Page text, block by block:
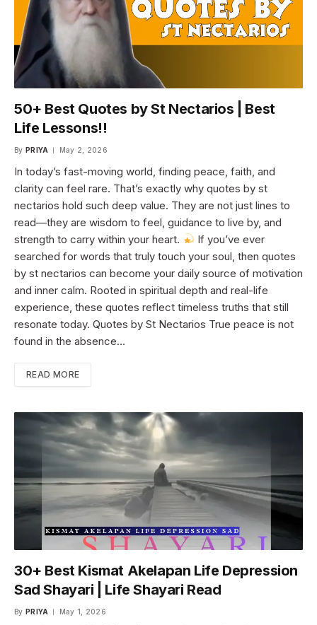
50+ Best Quotes by St Nectarios | Best
Life Lessons!!
By PRIYA May 2, 2026
In today’s fast-moving world, finding peace, faith, and
clarity can feel rare. That’s exactly why quotes by st
nectarios hold such deep value. They are not just lines to
read—they are wisdom to feel, guidance to live by, and
strength to carry within your heart.
If you’ve ever
searched for words that truly touch your soul, then quotes
by st nectarios can become your daily source of motivation
and inner calm. Rooted in spiritual depth and real-life
experience, these quotes reflect timeless truths that still
resonate today. Quotes by St Nectarios True peace is not
found in the absence…
READ MORE
30+ Best Kismat Akelapan Life Depression
Sad Shayari | Life Shayari Read
By PRIYA May 1, 2026